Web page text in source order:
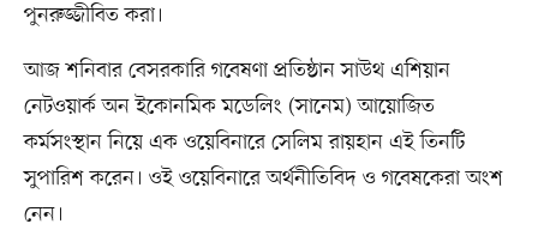
পুনরুজ্জীবিত করা।
আজ শনিবার বেসরকারি গবেষণা প্রতিষ্ঠান সাউথ এশিয়ান
নেটওয়ার্ক অন ইকোনমিক মডেলিং (সানেম) আয়োজিত
কর্মসংস্থান নিয়ে এক ওয়েবিনারে সেলিম রায়হান এই তিনটি
সুপারিশ করেন। ওই ওয়েবিনারে অর্থনীতিবিদ ও গবেষকেরা অংশ
নেন।